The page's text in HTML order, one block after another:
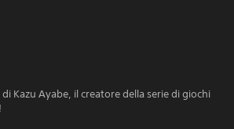
Kazu Ayabe, il creatore della serie di giochi